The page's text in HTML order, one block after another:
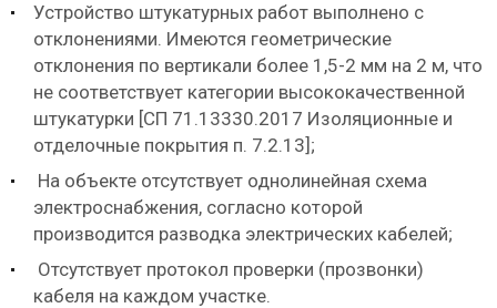
Устройство штукатурных работ выполнено с
отклонениями. Имеются геометрические
отклонения по вертикали более 1,5-2 мм на 2 м, что
не соответствует категории высококачественной
штукатурки [СП 71.13330.2017 Изоляционные и
отделочные покрытия п. 7.2.13];
На объекте отсутствует однолинейная схема
электроснабжения, согласно которой
производится разводка электрических кабелей;
Отсутствует протокол проверки (прозвонки)
кабеля на каждом участке.